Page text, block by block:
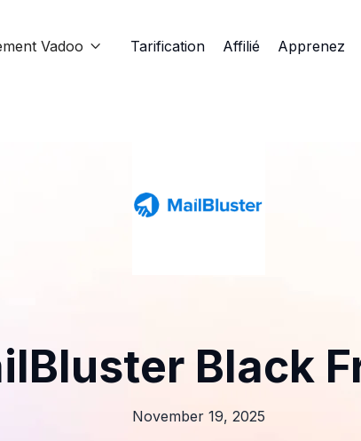
Vadoo  Tarification Affilié Apprenez
Black
November 19, 2025